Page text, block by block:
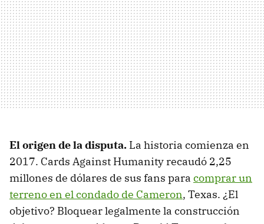
El origen de la disputa. La historia comienza en
2017. Cards Against Humanity recaudó 2,25
millones de dólares de sus fans para comprar un
terreno en el condado de Cameron, Texas. ¿El
objetivo? Bloquear legalmente la construcción